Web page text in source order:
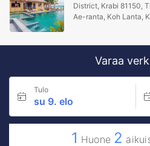
District, Krabi 81150,
Ae-ranta, Koh Lanta,
Varaa
Tulo
su 9. elo
1 Huone 2